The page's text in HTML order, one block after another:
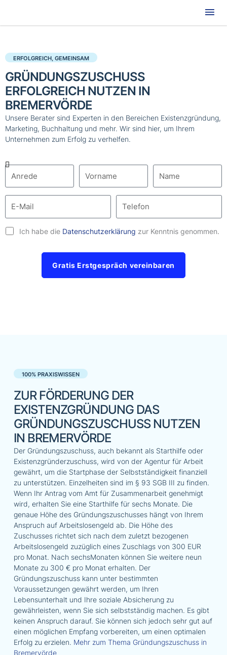
ERFOLGREICH, GEMEINSAM
GRÜNDUNGSZUSCHUSS
ERFOLGREICH NUTZEN IN
BREMERVÖRDE
Unsere Berater sind Experten in den Bereichen Existenzgründung,
Marketing, Buchhaltung und mehr. Wir sind hier, um Ihrem
Unternehmen zum Erfolg zu verhelfen.
Ich habe die Datenschutzerklärung zur Kenntnis genommen.
Gratis Erstgespräch vereinbaren
100% PRAXISWISSEN
ZUR FÖRDERUNG DER
EXISTENZGRÜNDUNG DAS
GRÜNDUNGSZUSCHUSS NUTZEN
IN BREMERVÖRDE
Der Gründungszuschuss, auch bekannt als Starthilfe oder
Existenzgründerzuschuss, wird von der Agentur für Arbeit
gewährt, um die Startphase der Selbstständigkeit finanziell
zu unterstützen. Einzelheiten sind im § 93 SGB III zu finden.
Wenn Ihr Antrag vom Amt für Zusammenarbeit genehmigt
wird, erhalten Sie eine Starthilfe für sechs Monate. Die
genaue Höhe des Gründungszuschusses hängt von Ihrem
Anspruch auf Arbeitslosengeld ab. Die Höhe des
Zuschusses richtet sich nach dem zuletzt bezogenen
Arbeitslosengeld zuzüglich eines Zuschlags von 300 EUR
pro Monat. Nach sechsMonaten können Sie weitere neun
Monate zu 300 € pro Monat erhalten. Der
Gründungszuschuss kann unter bestimmten
Voraussetzungen gewährt werden, um Ihren
Lebensunterhalt und Ihre soziale Absicherung zu
gewährleisten, wenn Sie sich selbstständig machen. Es gibt
keinen Anspruch darauf. Sie können sich jedoch sehr gut auf
einen möglichen Empfang vorbereiten, um einen optimalen
Erfolg zu erzielen. Mehr zum Thema Gründungszuschuss in
Bremervörde